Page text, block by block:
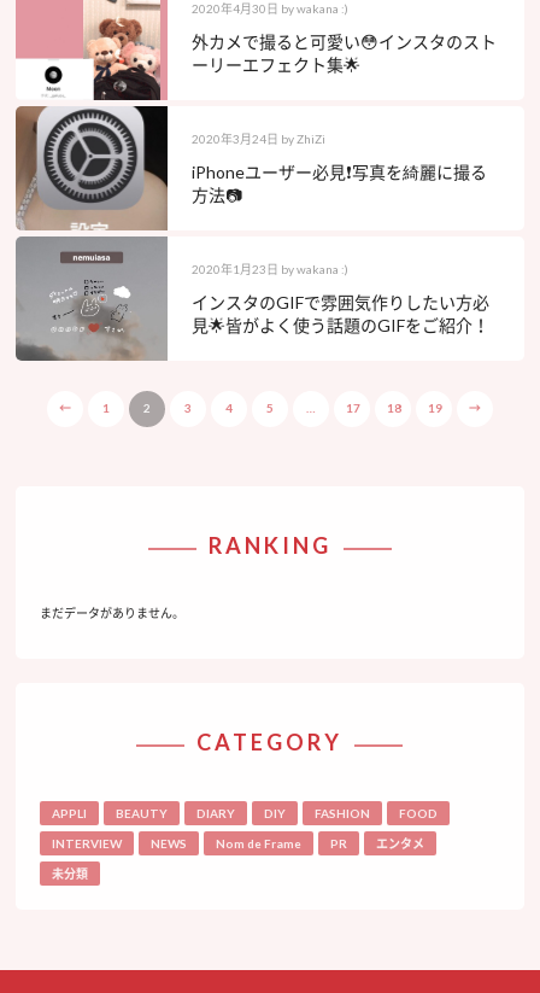
2020年4月30日 by wakana :)
外カメで撮ると可愛い😳インスタのスト
ーリーエフェクト集🌟
2020年3月24日 by ZhiZi
iPhoneユーザー必見❗️写真を綺麗に撮る
方法📷
2020年1月23日 by wakana :)
インスタのGIFで雰囲気作りしたい方必
見🌟皆がよく使う話題のGIFをご紹介！
← 1 2 3 4 5 17 18 19 →
RANKING
まだデータがありません。
CATEGORY
APPLI BEAUTY DIARY DIY FASHION FOOD
INTERVIEW NEWS Nom de Frame PR エンタメ
未分類